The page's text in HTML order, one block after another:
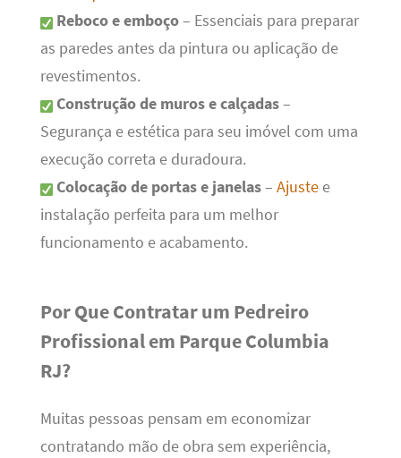
Reboco e emboço– Essenciais para preparar
as paredes antes da pintura ou aplicação de
revestimentos.
Construção de muros e calçadas–
Segurança e estética para seu imóvel com uma
execução correta e duradoura.
Colocação de portas e janelas– Ajustee
instalação perfeita para um melhor
funcionamento e acabamento.
Por Que Contratar um Pedreiro
Profissional em Parque Columbia
RJ?
Muitas pessoas pensam em economizar
contratando mão de obra sem experiência,